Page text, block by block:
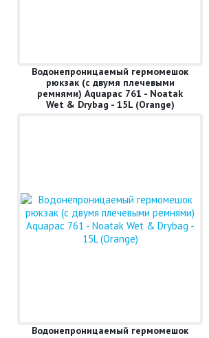
Водонепроницаемый гермомешок
рюкзак (с двумя плечевыми
ремнями) Aquapac 761 - Noatak
Wet & Drybag - 15L (Orange)
Водонепроницаемый гермомешок